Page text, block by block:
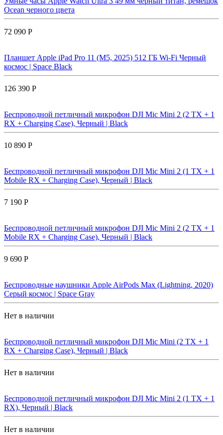
Ocean черного цвета
72 090 Р
Планшет Apple iPad Pro 11 (M5, 2025) 512 ГБ Wi-Fi Черный
космос | Space Black
126 390 Р
Беспроводной петличный микрофон DJI Mic Mini 2 (2 TX + 1
RX + Charging Case), Черный | Black
10 890 Р
Беспроводной петличный микрофон DJI Mic Mini 2 (1 TX + 1
Mobile RX + Charging Case), Черный | Black
7 190 Р
Беспроводной петличный микрофон DJI Mic Mini 2 (2 TX + 1
Mobile RX + Charging Case), Черный | Black
9 690 Р
Беспроводные наушники Apple AirPods Max (Lightning, 2020)
Cерый космос | Space Gray
Нет в наличии
Беспроводной петличный микрофон DJI Mic Mini (2 TX + 1
RX + Charging Case), Черный | Black
Нет в наличии
Беспроводной петличный микрофон DJI Mic Mini 2 (1 TX + 1
RX), Черный | Black
Нет в наличии